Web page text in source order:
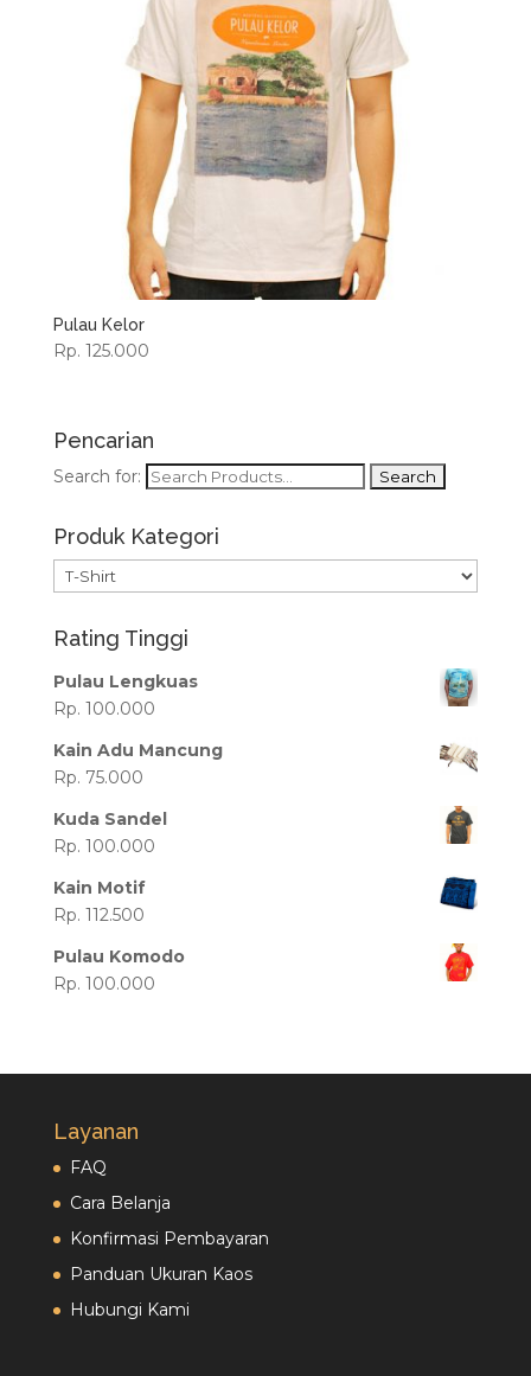
Pulau Kelor
Rp. 125.000
Pencarian
Search for:
Produk Kategori
Rating Tinggi
Pulau Lengkuas
Rp. 100.000
Kain Adu Mancung
Rp. 75.000
Kuda Sandel
Rp. 100.000
Kain Motif
Rp. 112.500
Pulau Komodo
Rp. 100.000
Layanan
FAQ
Cara Belanja
Konfirmasi Pembayaran
Panduan Ukuran Kaos
Hubungi Kami